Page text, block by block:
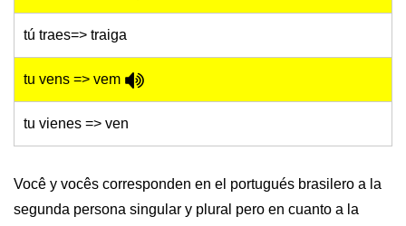
tú traes=> traiga
tu vens => vem
tu vienes => ven
Você y vocês corresponden en el portugués brasilero a la
segunda persona singular y plural pero en cuanto a la